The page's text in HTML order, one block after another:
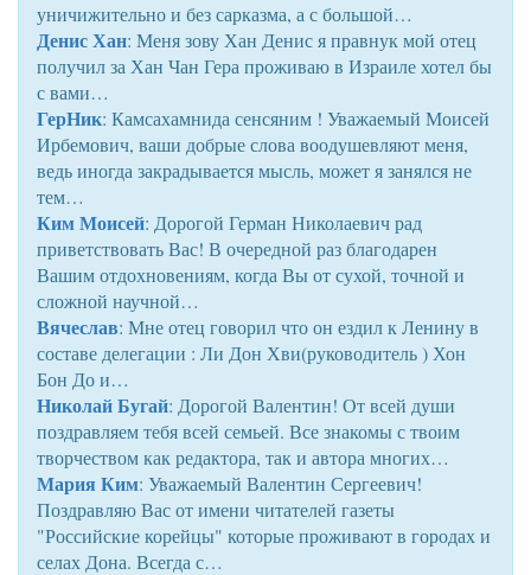
уничижительно и без сарказма, а с большой…
Денис Хан: Меня зову Хан Денис я правнук мой отец
получил за Хан Чан Гера проживаю в Израиле хотел бы
с вами…
ГерНик: Камсахамнида сенсяним ! Уважаемый Моисей
Ирбемович, ваши добрые слова воодушевляют меня,
ведь иногда закрадывается мысль, может я занялся не
тем…
Ким Моисей: Дорогой Герман Николаевич рад
приветствовать Вас! В очередной раз благодарен
Вашим отдохновениям, когда Вы от сухой, точной и
сложной научной…
Вячеслав: Мне отец говорил что он ездил к Ленину в
составе делегации : Ли Дон Хви(руководитель ) Хон
Бон До и…
Николай Бугай: Дорогой Валентин! От всей души
поздравляем тебя всей семьей. Все знакомы с твоим
творчеством как редактора, так и автора многих…
Мария Ким: Уважаемый Валентин Сергеевич!
Поздравляю Вас от имени читателей газеты
"Российские корейцы" которые проживают в городах и
селах Дона. Всегда с…